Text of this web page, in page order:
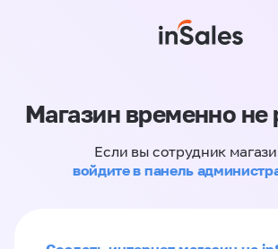
Магазин временно не
Если вы сотрудник
войдите в панель